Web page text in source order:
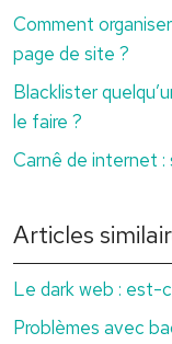
Comment
page de site ?
Blacklister
le faire ?
Carnê de internet
Articles
Le dark web : est-
Problèmes avec